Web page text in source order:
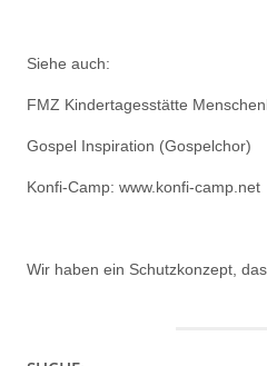
Siehe auch:
FMZ Kindertagesstätte
Gospel Inspiration (Gospelchor)
Konfi-Camp: www.konfi-camp.net
Wir haben ein Schutzkonzept,